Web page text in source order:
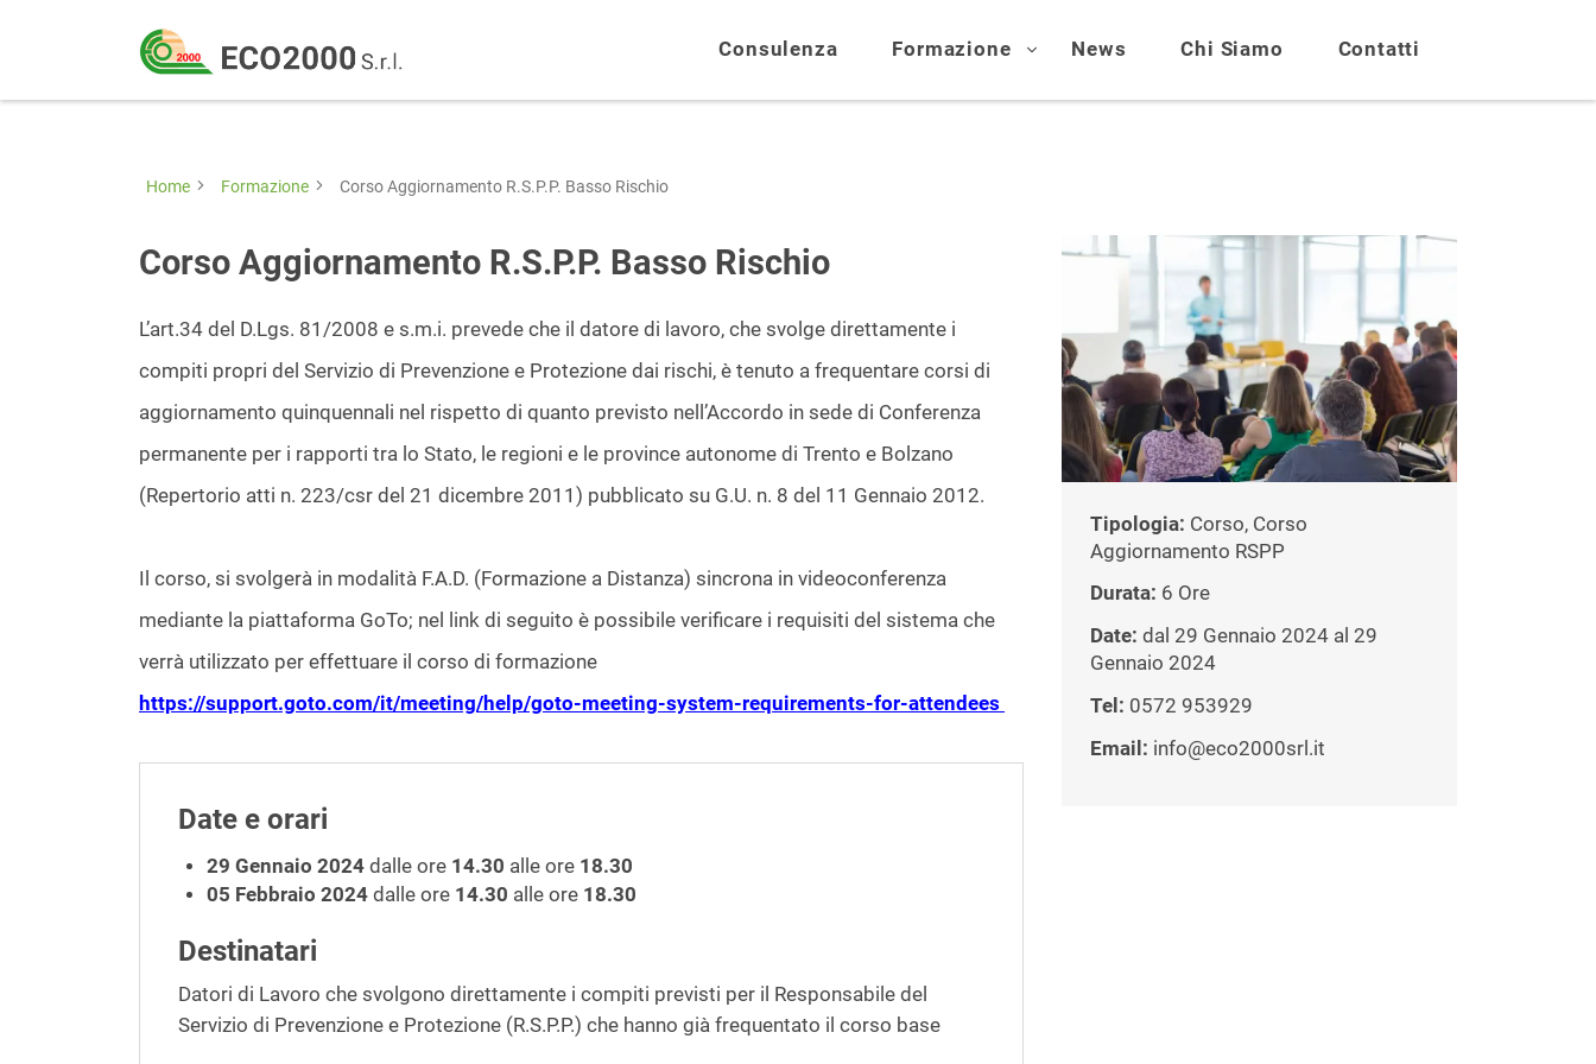
Eco
2000
Srl
Formazione
consulenza
la
sul
lavoro
–
D.Lgs
81/08
Consulenza Formazione News Chi Siamo Contatti
Home Formazione Corso Aggiornamento R.S.P.P. Basso Rischio
Corso Aggiornamento R.S.P.P. Basso Rischio
L’art.34 del D.Lgs. 81/2008 e s.m.i. prevede che il datore di lavoro, che svolge direttamente i
compiti propri del Servizio di Prevenzione e Protezione dai rischi, è tenuto a frequentare corsi di
aggiornamento quinquennali nel rispetto di quanto previsto nell’Accordo in sede di Conferenza
permanente per i rapporti tra lo Stato, le regioni e le province autonome di Trento e Bolzano
(Repertorio atti n. 223/csr del 21 dicembre 2011) pubblicato su G.U. n. 8 del 11 Gennaio 2012.
Il corso, si svolgerà in modalità F.A.D. (Formazione a Distanza) sincrona in videoconferenza
mediante la piattaforma GoTo; nel link di seguito è possibile verificare i requisiti del sistema che
verrà utilizzato per effettuare il corso di formazione
https://support.goto.com/it/meeting/help/goto-meeting-system-requirements-for-attendees
Date e orari
29 Gennaio 2024 dalle ore 14.30 alle ore 18.30
05 Febbraio 2024 dalle ore 14.30 alle ore 18.30
Destinatari
Datori di Lavoro che svolgono direttamente i compiti previsti per il Responsabile del
Servizio di Prevenzione e Protezione (R.S.P.P.) che hanno già frequentato il corso base
Tipologia: Corso, Corso
Aggiornamento RSPP
Durata: 6 Ore
Date: dal 29 Gennaio 2024 al 29
Gennaio 2024
Tel: 0572 953929
Email: info@eco2000srl.it